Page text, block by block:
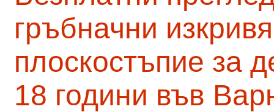
гръбначни
плоскостъпие за
18 години във